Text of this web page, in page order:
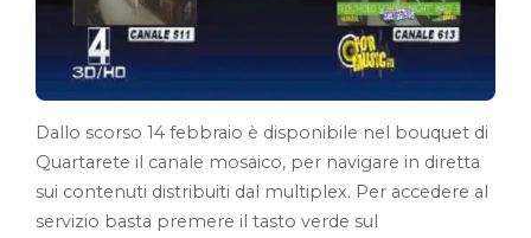
Dallo scorso 14 febbraio è disponibile nel bouquet di
Quartarete il canale mosaico, per navigare in diretta
sui contenuti distribuiti dal multiplex. Per accedere al
servizio basta premere il tasto verde sul